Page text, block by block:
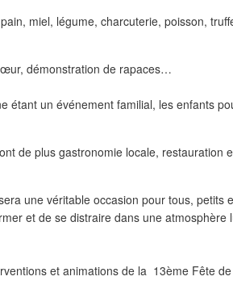
miel, légume, charcuterie, poisson,
démonstration de rapaces…
étant un événement familial, les enfants
de plus gastronomie locale, restauration
une véritable occasion pour tous, petits
et de se distraire dans une
et animations de la 13ème Fête de